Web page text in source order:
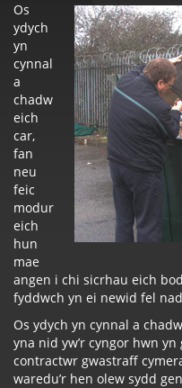
Os
ydych
yn
cynnal
a
chadw
eich
car,
fan
neu
feic
modur
eich
hun
mae
angen i chi sicrhau eich
fyddwch yn ei newid fel
Os ydych yn cynnal a
yna nid yw’r cyngor hwn
contractwr gwastraff
waredu’r hen olew sydd